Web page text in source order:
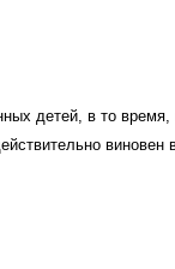
детей, в то время,